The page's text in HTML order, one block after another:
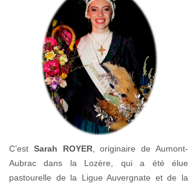
C’est Sarah ROYER, originaire de Aumont-
Aubrac dans la Lozère, qui a été élue
pastourelle de la Ligue Auvergnate et de la